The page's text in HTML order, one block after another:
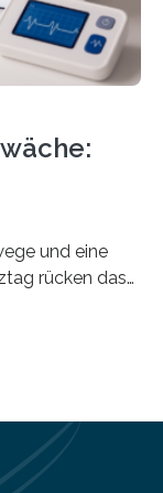
und eine
rücken das
von
leiden an